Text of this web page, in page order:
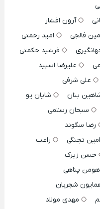
آرون افشار
فالجی
امید رحمتی
فرشید حکمتی
علیرضا اسپید
علی شرفی
بنان
شایان یو
سبحان رستمی
رضا سگوند
تجنگی
راغب
حسن زیرک
هومن پناهی
شجریان
مهدی مولاد